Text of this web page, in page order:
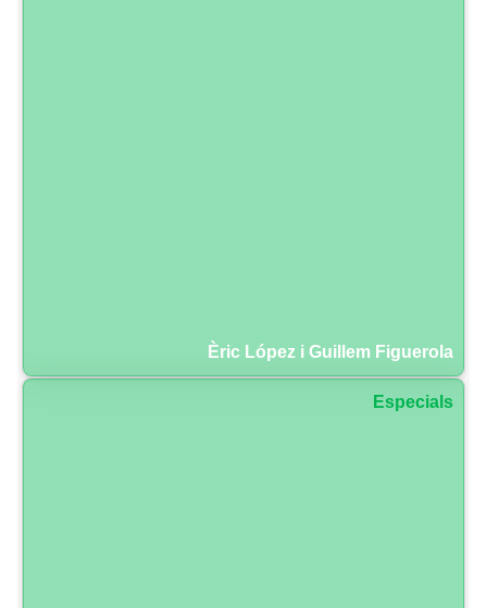
Èric López i Guillem Figuerola
Especials